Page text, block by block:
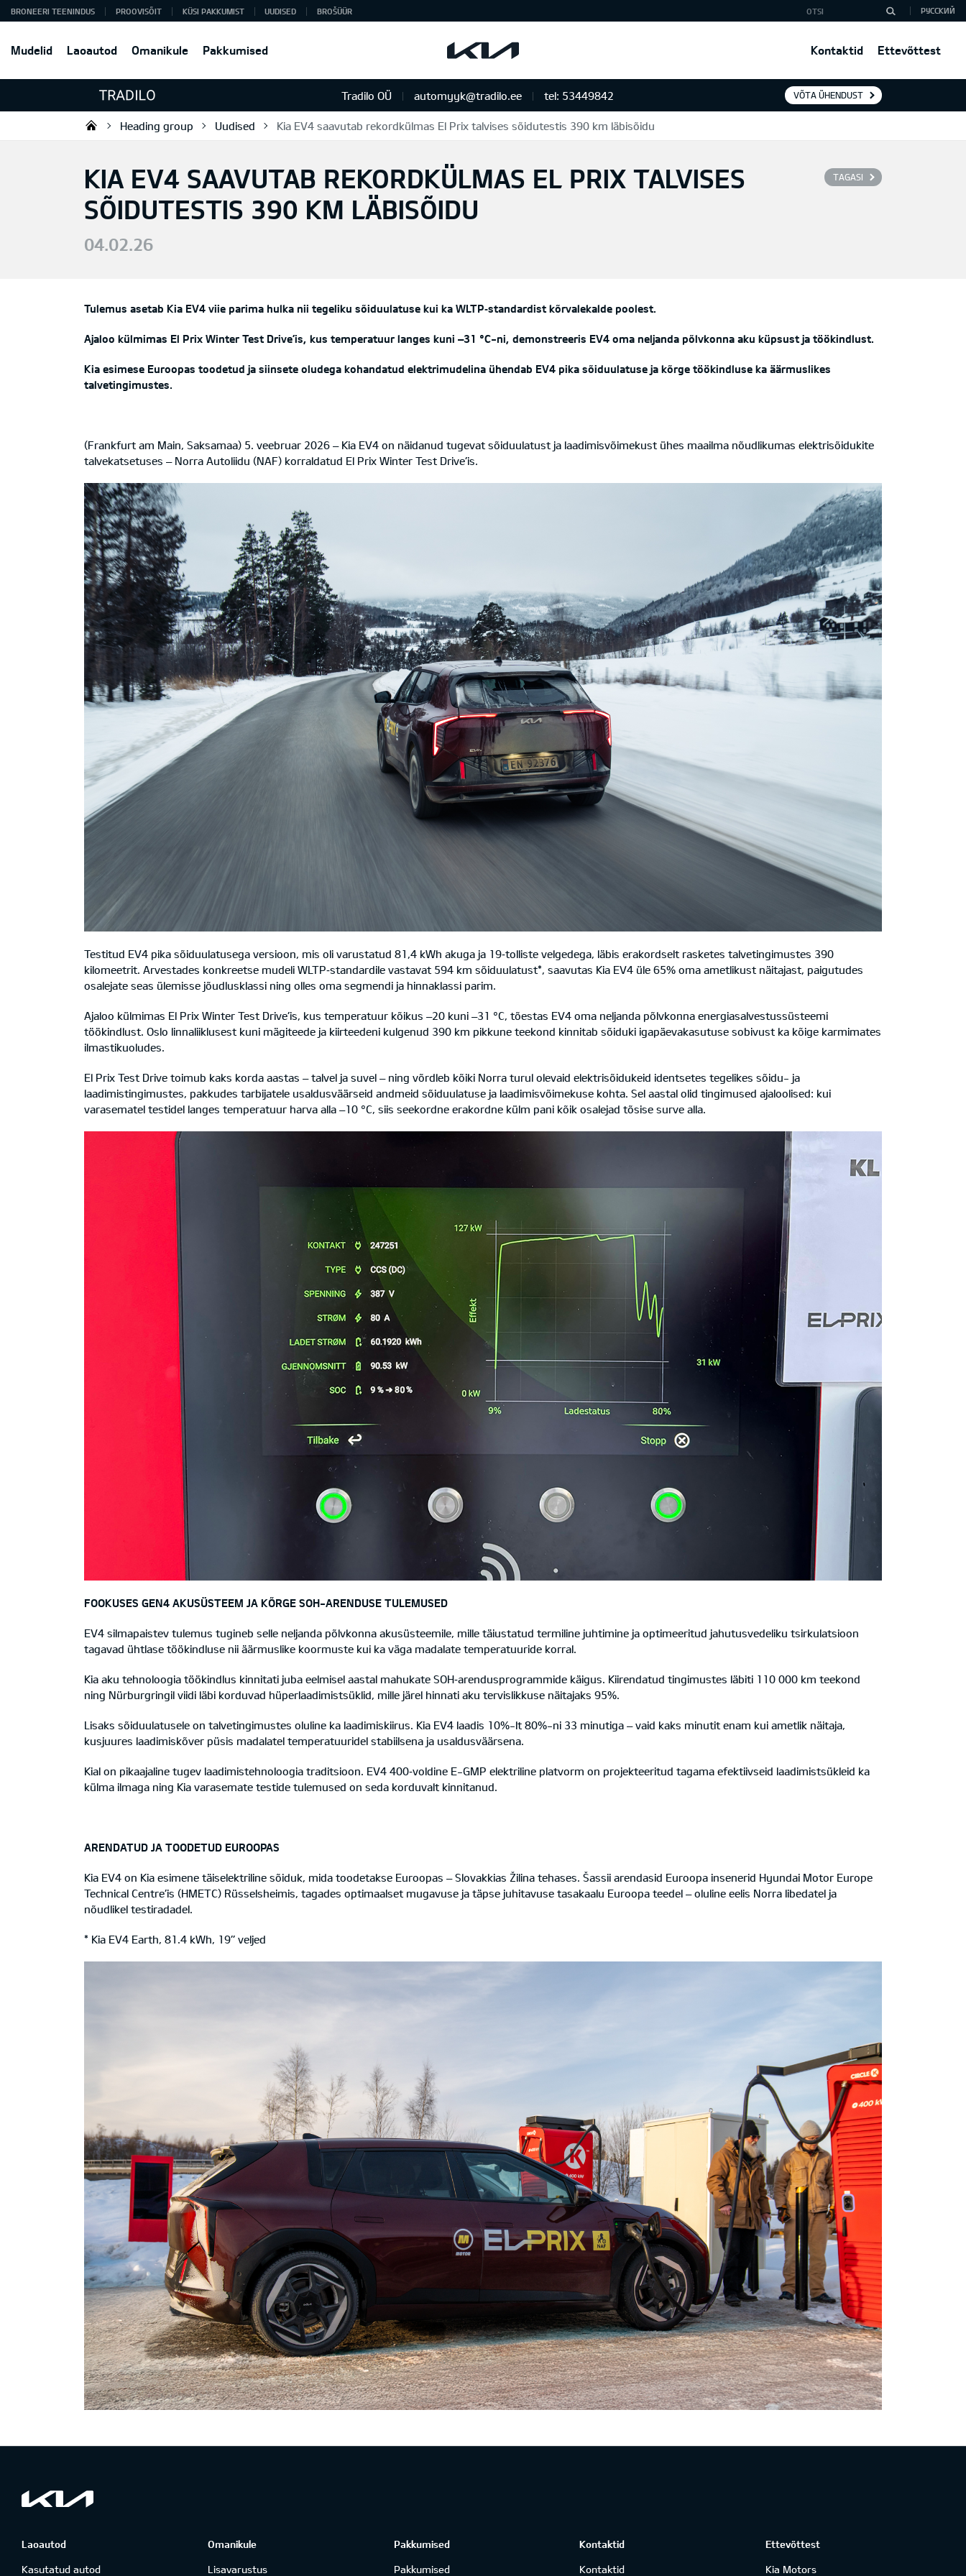
Mudelid Laoautod Omanikule Pakkumised Kontaktid Ettevõttest
BRONEERI TEENINDUS PROOVISÕIT KÜSI PAKKUMIST UUDISED BROŠÜÜR РУССКИЙ
Tradilo OÜ automyyk@tradilo.ee tel: 53449842 VÕTA ÜHENDUST
Tradilo OÜ
Heading group Uudised Kia EV4 saavutab rekordkülmas El Prix talvises sõidutestis 390 km läbisõidu
TAGASI
KIA EV4 SAAVUTAB REKORDKÜLMAS EL PRIX TALVISES
SÕIDUTESTIS 390 KM LÄBISÕIDU
04.02.26
Tulemus asetab Kia EV4 viie parima hulka nii tegeliku sõiduulatuse kui ka WLTP‑standardist kõrvalekalde poolest.
Ajaloo külmimas El Prix Winter Test Drive’is, kus temperatuur langes kuni –31 °C-ni, demonstreeris EV4 oma neljanda põlvkonna aku küpsust ja töökindlust.
Kia esimese Euroopas toodetud ja siinsete oludega kohandatud elektrimudelina ühendab EV4 pika sõiduulatuse ja kõrge töökindluse ka äärmuslikes
talvetingimustes.
(Frankfurt am Main, Saksamaa) 5. veebruar 2026 – Kia EV4 on näidanud tugevat sõiduulatust ja laadimisvõimekust ühes maailma nõudlikumas elektrisõidukite
talvekatsetuses – Norra Autoliidu (NAF) korraldatud El Prix Winter Test Drive’is.
Testitud EV4 pika sõiduulatusega versioon, mis oli varustatud 81,4 kWh akuga ja 19‑tolliste velgedega, läbis erakordselt rasketes talvetingimustes 390
kilomeetrit. Arvestades konkreetse mudeli WLTP‑standardile vastavat 594 km sõiduulatust*, saavutas Kia EV4 üle 65% oma ametlikust näitajast, paigutudes
osalejate seas ülemisse jõudlusklassi ning olles oma segmendi ja hinnaklassi parim.
Ajaloo külmimas El Prix Winter Test Drive’is, kus temperatuur kõikus –20 kuni –31 °C, tõestas EV4 oma neljanda põlvkonna energiasalvestussüsteemi
töökindlust. Oslo linnaliiklusest kuni mägiteede ja kiirteedeni kulgenud 390 km pikkune teekond kinnitab sõiduki igapäevakasutuse sobivust ka kõige karmimates
ilmastikuoludes.
El Prix Test Drive toimub kaks korda aastas – talvel ja suvel – ning võrdleb kõiki Norra turul olevaid elektrisõidukeid identsetes tegelikes sõidu- ja
laadimistingimustes, pakkudes tarbijatele usaldusväärseid andmeid sõiduulatuse ja laadimisvõimekuse kohta. Sel aastal olid tingimused ajaloolised: kui
varasematel testidel langes temperatuur harva alla –10 °C, siis seekordne erakordne külm pani kõik osalejad tõsise surve alla.
FOOKUSES GEN4 AKUSÜSTEEM JA KÕRGE SOH-ARENDUSE TULEMUSED
EV4 silmapaistev tulemus tugineb selle neljanda põlvkonna akusüsteemile, mille täiustatud termiline juhtimine ja optimeeritud jahutusvedeliku tsirkulatsioon
tagavad ühtlase töökindluse nii äärmuslike koormuste kui ka väga madalate temperatuuride korral.
Kia aku tehnoloogia töökindlus kinnitati juba eelmisel aastal mahukate SOH‑arendusprogrammide käigus. Kiirendatud tingimustes läbiti 110 000 km teekond
ning Nürburgringil viidi läbi korduvad hüperlaadimistsüklid, mille järel hinnati aku tervislikkuse näitajaks 95%.
Lisaks sõiduulatusele on talvetingimustes oluline ka laadimiskiirus. Kia EV4 laadis 10%-lt 80%-ni 33 minutiga – vaid kaks minutit enam kui ametlik näitaja,
kusjuures laadimiskõver püsis madalatel temperatuuridel stabiilsena ja usaldusväärsena.
Kial on pikaajaline tugev laadimistehnoloogia traditsioon. EV4 400‑voldine E-GMP elektriline platvorm on projekteeritud tagama efektiivseid laadimistsükleid ka
külma ilmaga ning Kia varasemate testide tulemused on seda korduvalt kinnitanud.
ARENDATUD JA TOODETUD EUROOPAS
Kia EV4 on Kia esimene täiselektriline sõiduk, mida toodetakse Euroopas – Slovakkias Žilina tehases. Šassii arendasid Euroopa insenerid Hyundai Motor Europe
Technical Centre’is (HMETC) Rüsselsheimis, tagades optimaalset mugavuse ja täpse juhitavuse tasakaalu Euroopa teedel – oluline eelis Norra libedatel ja
nõudlikel testiradadel.
* Kia EV4 Earth, 81.4 kWh, 19’’ veljed
Laoautod
Kasutatud autod
Omanikule
Lisavarustus
Pakkumised
Pakkumised
Kontaktid
Kontaktid
Ettevõttest
Kia Motors